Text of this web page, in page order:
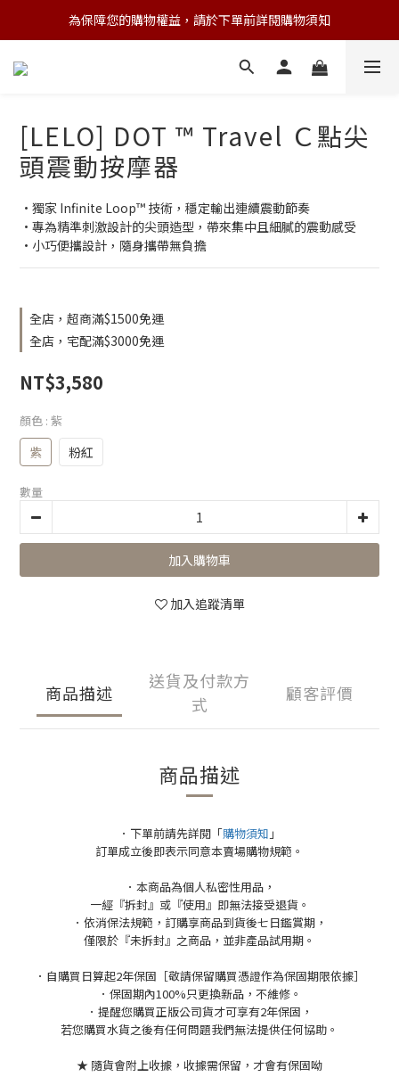
💌 Nearby收藏家｜任選三件 9折 五件 88折
為保障您的購物權益，請於下單前詳閱購物須知
💌 Nearby收藏家｜任選三件 9折 五件 88折
[LELO] DOT ™ Travel Ｃ點尖
頭震動按摩器
·獨家 Infinite Loop™ 技術，穩定輸出連續震動節奏
·專為精準刺激設計的尖頭造型，帶來集中且細膩的震動感受
·小巧便攜設計，隨身攜帶無負擔
全店，超商滿$1500免運
全店，宅配滿$3000免運
NT$3,580
顏色 : 紫
紫 粉紅
數量
加入購物車
加入追蹤清單
商品描述
送貨及付款方
式
顧客評價
商品描述
．下單前請先詳閱「購物須知 」
訂單成立後即表示同意本賣場購物規範。
．本商品為個人私密性用品，
一經『拆封』或『使用』即無法接受退貨。
．依消保法規範，訂購享商品到貨後七日鑑賞期，
僅限於『未拆封』之商品，並非產品試用期。
．自購買日算起2年保固［敬請保留購買憑證作為保固期限依據］
．保固期內100%只更換新品，不維修。
．提醒您購買正版公司貨才可享有2年保固，
若您購買水貨之後有任何問題我們無法提供任何協助。
★ 隨貨會附上收據，收據需保留，才會有保固呦